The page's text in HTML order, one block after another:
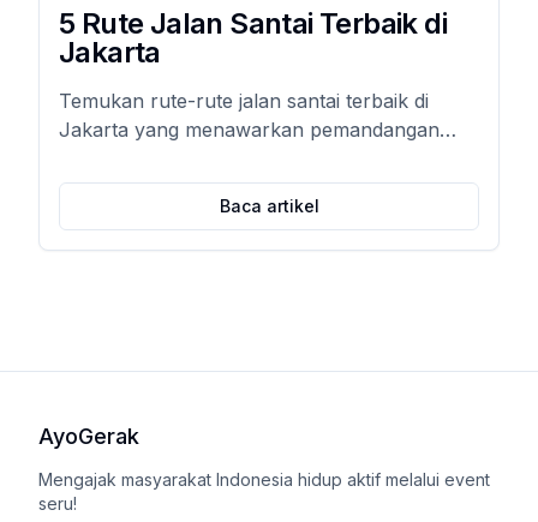
5 Rute Jalan Santai Terbaik di
Jakarta
Temukan rute-rute jalan santai terbaik di
Jakarta yang menawarkan pemandangan
Baca artikel
AyoGerak
Mengajak masyarakat Indonesia hidup aktif melalui event
seru!